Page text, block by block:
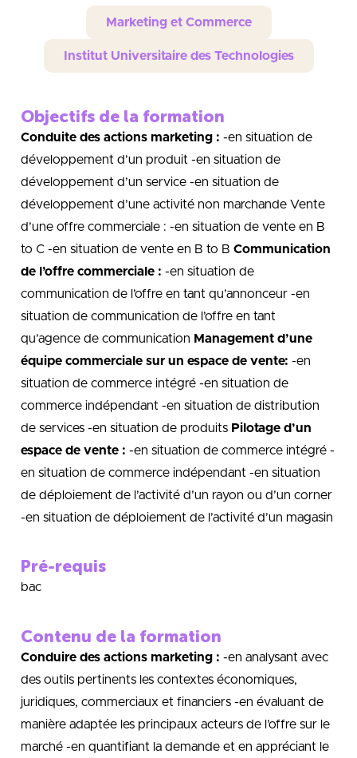
Marketing et Commerce
Institut Universitaire des Technologies
Objectifs de la formation
Conduite des actions marketing : -en situation de
développement d’un produit -en situation de
développement d’un service -en situation de
développement d’une activité non marchande Vente
d’une offre commerciale : -en situation de vente en B
to C -en situation de vente en B to B Communication
de l’offre commerciale : -en situation de
communication de l’offre en tant qu’annonceur -en
situation de communication de l’offre en tant
qu’agence de communication Management d’une
équipe commerciale sur un espace de vente: -en
situation de commerce intégré -en situation de
commerce indépendant -en situation de distribution
de services -en situation de produits Pilotage d’un
espace de vente : -en situation de commerce intégré -
en situation de commerce indépendant -en situation
de déploiement de l’activité d’un rayon ou d’un corner
-en situation de déploiement de l’activité d’un magasin
Pré-requis
bac
Contenu de la formation
Conduire des actions marketing : -en analysant avec
des outils pertinents les contextes économiques,
juridiques, commerciaux et financiers -en évaluant de
manière adaptée les principaux acteurs de l’offre sur le
marché -en quantifiant la demande et en appréciant le